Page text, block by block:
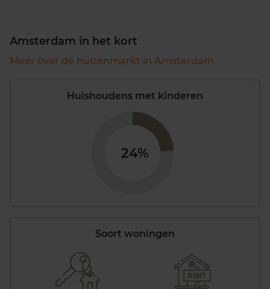
Amsterdam in het kort
Meer over de huizenmarkt in Amsterdam
Huishoudens met kinderen
24%
Soort woningen